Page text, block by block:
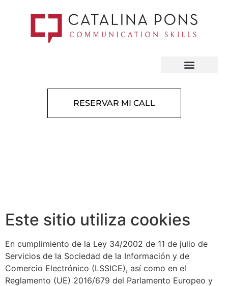
RESERVAR MI CALL
Este sitio utiliza cookies
En cumplimiento de la Ley 34/2002 de 11 de julio de
Servicios de la Sociedad de la Información y de
Comercio Electrónico (LSSICE), así como en el
Reglamento (UE) 2016/679 del Parlamento Europeo y